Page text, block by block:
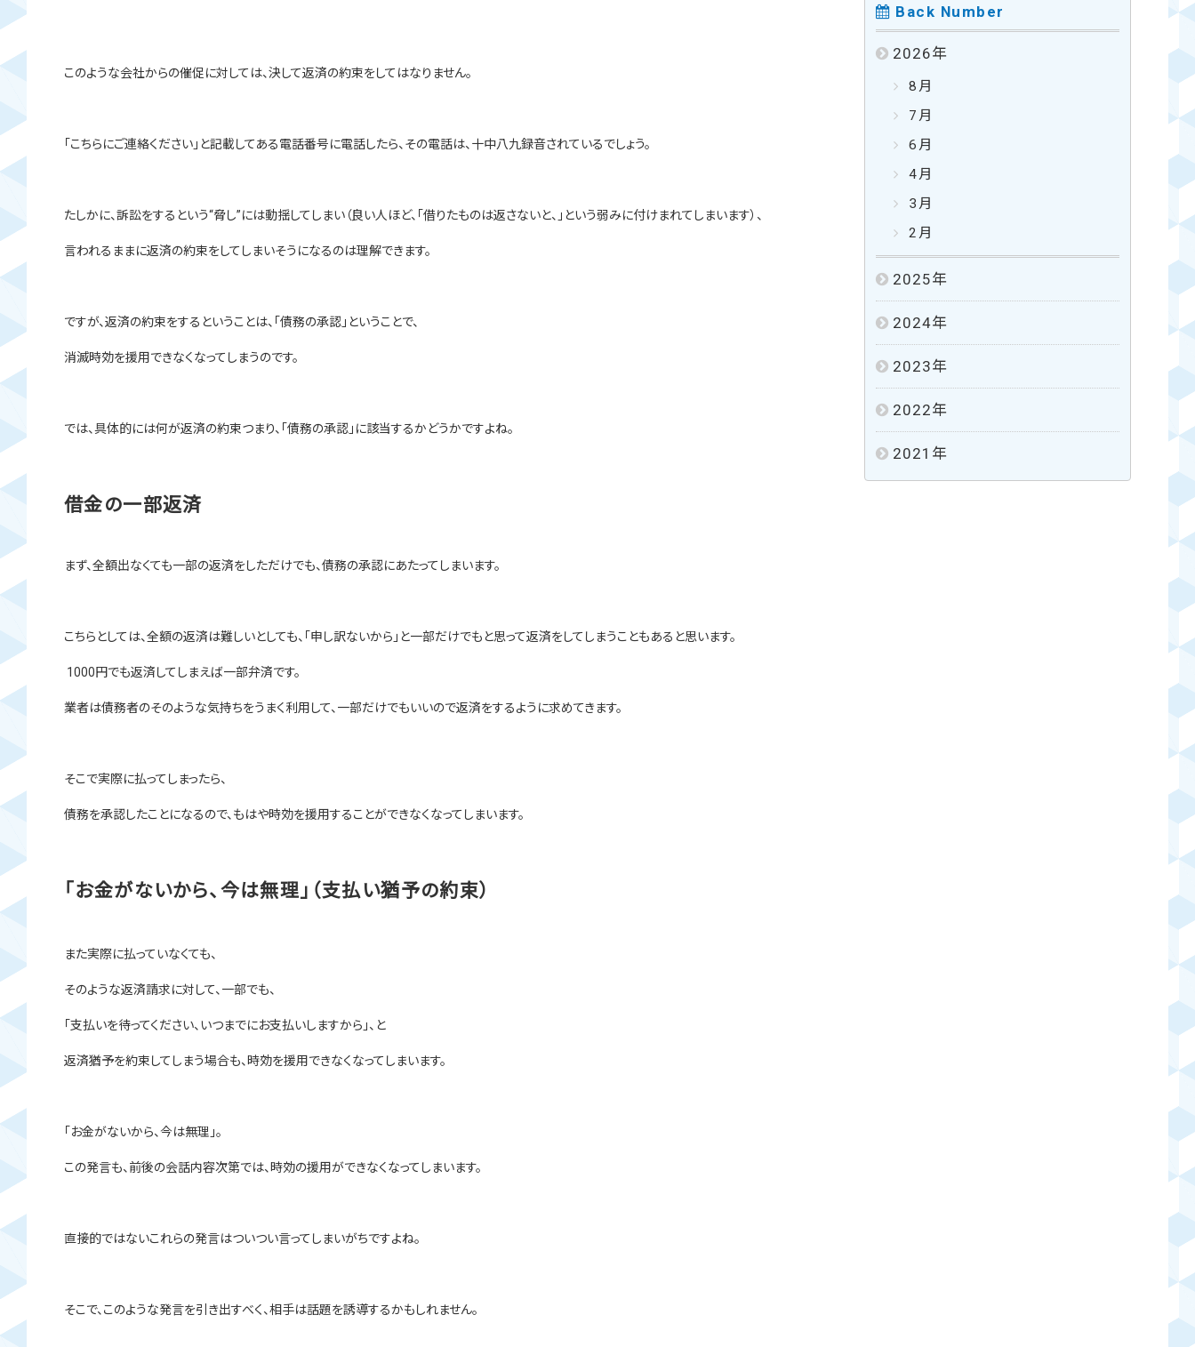
このような会社からの催促に対しては、決して返済の約束をしてはなりません。
「こちらにご連絡ください」と記載してある電話番号に電話したら、その電話は、十中八九録音されているでしょう。
たしかに、訴訟をするという“脅し”には動揺してしまい（良い人ほど、「借りたものは返さないと、」という弱みに付けまれてしまいます）、
言われるままに返済の約束をしてしまいそうになるのは理解できます。
ですが、返済の約束をするということは、「債務の承認」ということで、
消滅時効を援用できなくなってしまうのです。
では、具体的には何が返済の約束つまり、「債務の承認」に該当するかどうかですよね。
借金の一部返済
まず、全額出なくても一部の返済をしただけでも、債務の承認にあたってしまいます。
こちらとしては、全額の返済は難しいとしても、「申し訳ないから」と一部だけでもと思って返済をしてしまうこともあると思います。
1000円でも返済してしまえば一部弁済です。
業者は債務者のそのような気持ちをうまく利用して、一部だけでもいいので返済をするように求めてきます。
そこで実際に払ってしまったら、
債務を承認したことになるので、もはや時効を援用することができなくなってしまいます。
「お金がないから、今は無理」（支払い猶予の約束）
また実際に払っていなくても、
そのような返済請求に対して、一部でも、
「支払いを待ってください、いつまでにお支払いしますから」、と
返済猶予を約束してしまう場合も、時効を援用できなくなってしまいます。
「お金がないから、今は無理」。
この発言も、前後の会話内容次第では、時効の援用ができなくなってしまいます。
直接的ではないこれらの発言はついつい言ってしまいがちですよね。
そこで、このような発言を引き出すべく、相手は話題を誘導するかもしれません。
Back Number
2026年
8月
7月
6月
4月
3月
2月
2025年
2024年
2023年
2022年
2021 年